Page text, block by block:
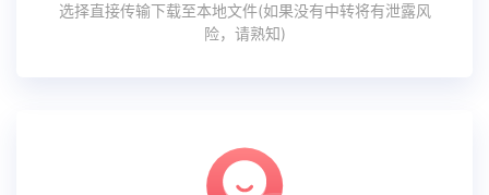
选择直接传输下载至本地文件(如果没有中转将有泄露风
险，请熟知)